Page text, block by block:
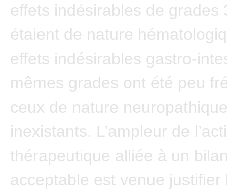
effets indésirables de grades
étaient de nature
effets indésirables gastro-
mêmes grades ont été peu
ceux de nature
inexistants. L’ampleur de
thérapeutique alliée à un
acceptable est venue justifier